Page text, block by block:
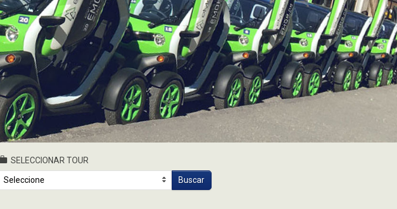
SELECCIONAR TOUR
Seleccione Buscar